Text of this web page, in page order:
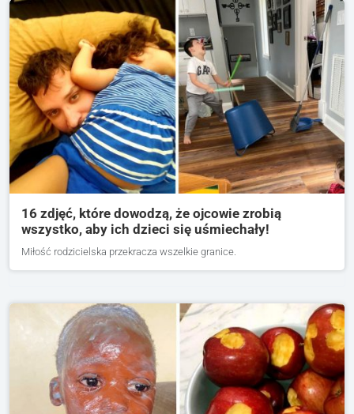
16 zdjęć, które dowodzą, że ojcowie zrobią
wszystko, aby ich dzieci się uśmiechały!
Miłość rodzicielska przekracza wszelkie granice.